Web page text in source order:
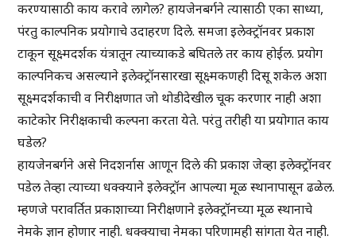
करण्यासाठी काय करावे लागेल? हायजेनबर्गने त्यासाठी एका साध्या,
पंरतु काल्पनिक प्रयोगाचे उदाहरण दिले. समजा इलेक्ट्रॉनवर प्रकाश
टाकून सूक्ष्मदर्शक यंत्रातून त्याच्याकडे बघितले तर काय होईल. प्रयोग
काल्पनिकच असल्याने इलेक्ट्रॉनसारखा सूक्ष्मकणही दिसू शकेल अशा
सूक्ष्मदर्शकाची व निरीक्षणात जो थोडीदेखील चूक करणार नाही अशा
काटेकोर निरीक्षकाची कल्पना करता येते. परंतु तरीही या प्रयोगात काय
घडेल?
हायजेनबर्गने असे निदशर्नास आणून दिले की प्रकाश जेव्हा इलेक्ट्रॉनवर
पडेल तेव्हा त्याच्या धक्क्याने इलेक्ट्रॉन आपल्या मूळ स्थानापासून ढळेल.
म्हणजे परावर्तित प्रकाशाच्या निरीक्षणाने इलेक्ट्रॉनच्या मूळ स्थानाचे
नेमके ज्ञान होणार नाही. धक्क्याचा नेमका परिणामही सांगता येत नाही.